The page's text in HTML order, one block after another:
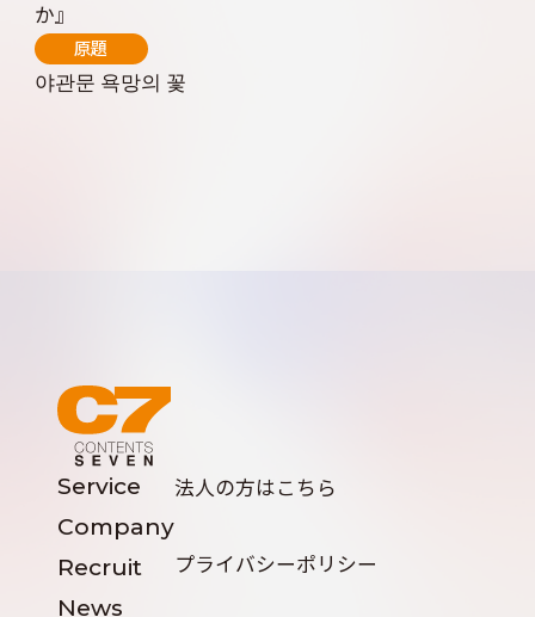
か』
原題
야관문 욕망의 꽃
Service
Company
Recruit
News
法人の方はこちら
プライバシーポリシー